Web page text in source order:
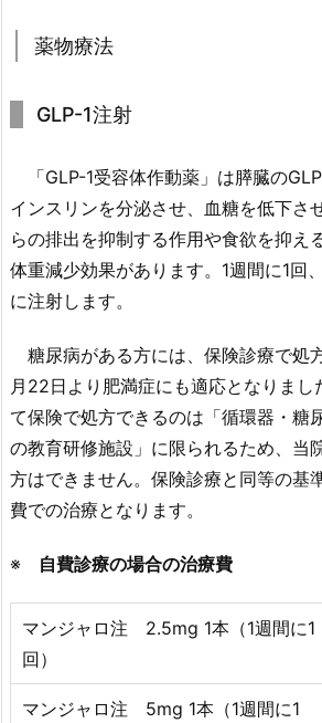
薬物療法
GLP-1注射
「GLP-1受容体作動薬」は膵臓の
インスリンを分泌させ、血糖を低下さ
らの排出を抑制する作用や食欲を抑え
体重減少効果があります。1週間に1回
に注射します。
糖尿病がある方には、保険診療で処
月22日より肥満症にも適応となりまし
て保険で処方できるのは「循環器・糖
の教育研修施設」に限られるため、当
方はできません。保険診療と同等の基
費での治療となります。
※ 自費診療の場合の治療費
マンジャロ注 2.5mg 1本（1週間に1
回）
マンジャロ注 5mg 1本（1週間に1